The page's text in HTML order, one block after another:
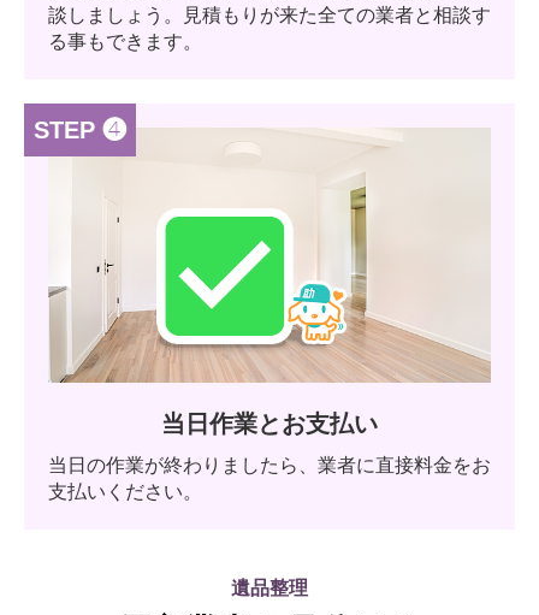
談しましょう。見積もりが来た全ての業者と相談す
る事もできます。
STEP ❹
当日作業とお支払い
当日の作業が終わりましたら、業者に直接料金をお
支払いください。
遺品整理